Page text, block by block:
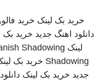
خرید بک لینک خرید
دانلود اهنگ جدید خرید بک
لینک Shadowing
Shadowing خرید بک
جدید خرید بک لینک